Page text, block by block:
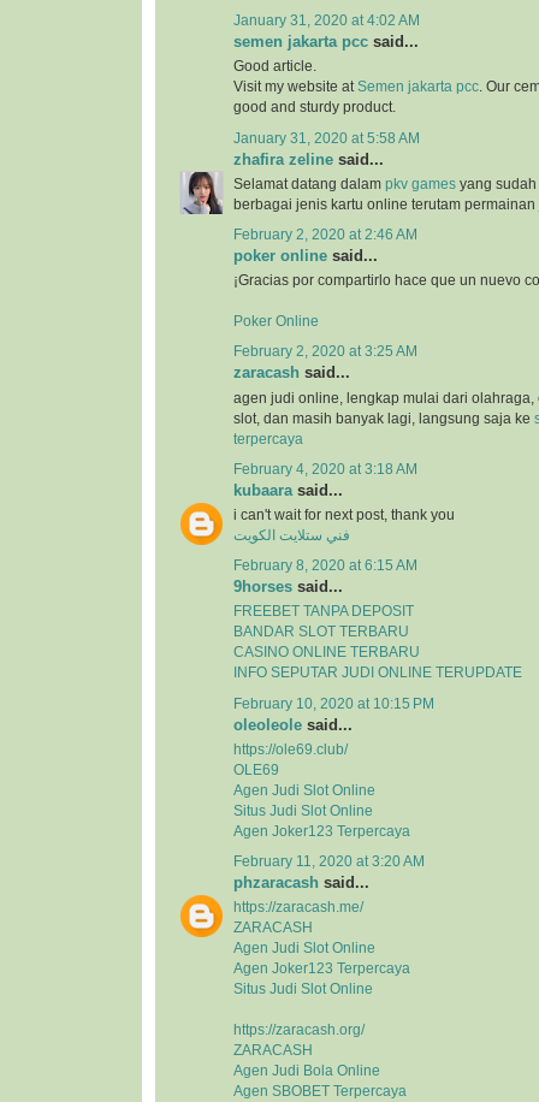
January 31, 2020 at 4:02 AM
semen jakarta pcc said...
Good article.
Visit my website atSemen jakarta pcc. Our
good and sturdy product.
January 31, 2020 at 5:58 AM
zhafira zeline said...
Selamat datang dalam pkv games yang
berbagai jenis kartu online terutam permainan
February 2, 2020 at 2:46 AM
poker online said...
¡Gracias por compartirlo hace que un nuevo
Poker Online
February 2, 2020 at 3:25 AM
zaracash said...
agen judi online, lengkap mulai dari olahraga,
slot, dan masih banyak lagi, langsung saja ke
terpercaya
February 4, 2020 at 3:18 AM
kubaara said...
i can't wait for next post, thank you
فني ستلايت الكويت
February 8, 2020 at 6:15 AM
9horses said...
FREEBET TANPA DEPOSIT
BANDAR SLOT TERBARU
CASINO ONLINE TERBARU
INFO SEPUTAR JUDI ONLINE TERUPDATE
February 10, 2020 at 10:15 PM
oleoleole said...
https://ole69.club/
OLE69
Agen Judi Slot Online
Situs Judi Slot Online
Agen Joker123 Terpercaya
February 11, 2020 at 3:20 AM
phzaracash said...
https://zaracash.me/
ZARACASH
Agen Judi Slot Online
Agen Joker123 Terpercaya
Situs Judi Slot Online
https://zaracash.org/
ZARACASH
Agen Judi Bola Online
Agen SBOBET Terpercaya